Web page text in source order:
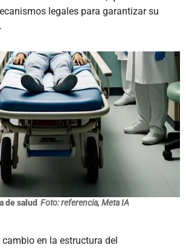
legales para garantizar su
de salud Foto: referencia, Meta IA
en la estructura del